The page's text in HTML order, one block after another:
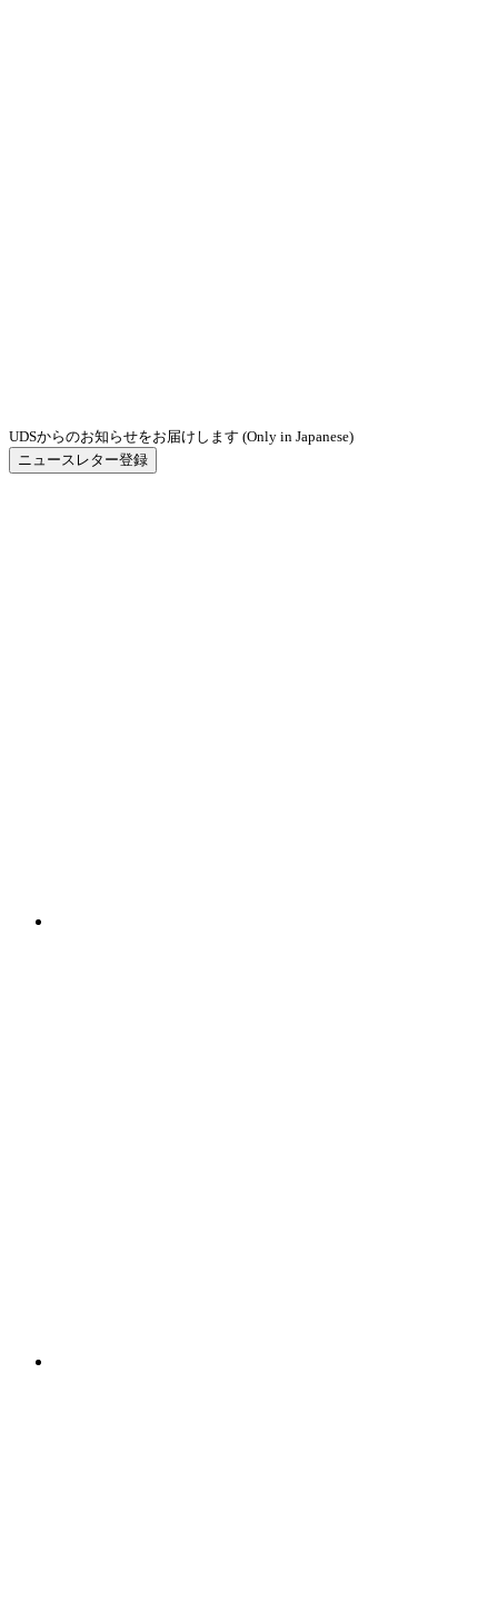
UDSからのお知らせをお届けします (Only in Japanese)
ニュースレター登録